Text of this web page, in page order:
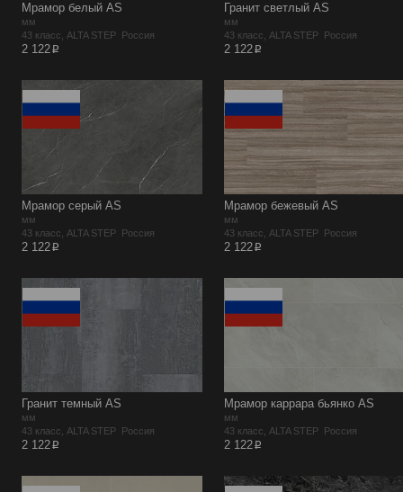
Мрамор белый AS
мм
43 класс, ALTA STEP Россия
2 122p
Гранит светлый AS
мм
43 класс, ALTA STEP Россия
2 122p
Мрамор серый AS
мм
43 класс, ALTA STEP Россия
2 122p
Мрамор бежевый AS
мм
43 класс, ALTA STEP Россия
2 122p
Гранит темный AS
мм
43 класс, ALTA STEP Россия
2 122p
Мрамор каррара бьянко AS
мм
43 класс, ALTA STEP Россия
2 122p